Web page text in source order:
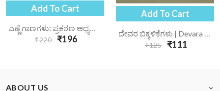
Add To Cart
ಎಣ್ಣೆ ಗಾಣಗಳು: ಪ್ರಕರಣ ಅಧ್ಯಯನ | Enne Gaanagalu Prakarana Adhyayana
₹220 ₹196
Add To Cart
ದೇವರ ಬಿಕ್ಕಳಿಕೆಗಳು | Devara Bikkalikegalu
₹125 ₹111
ABOUT US